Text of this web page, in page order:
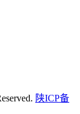
陕ICP备